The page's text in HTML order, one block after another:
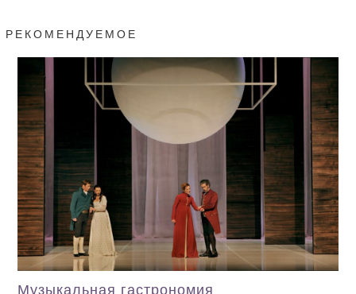
РЕКОМЕНДУЕМОЕ
Музыкальная гастрономия